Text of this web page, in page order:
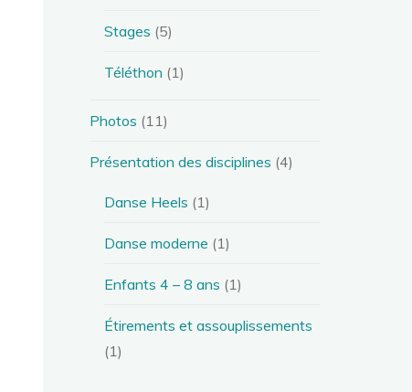
Stages (5)
Téléthon (1)
Photos (11)
Présentation des disciplines (4)
Danse Heels (1)
Danse moderne (1)
Enfants 4 – 8 ans (1)
Étirements et assouplissements
(1)